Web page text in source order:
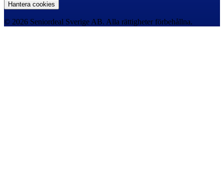
Hantera cookies
© 2026 Seniordeal Sverige AB. Alla rättigheter förbehållna.